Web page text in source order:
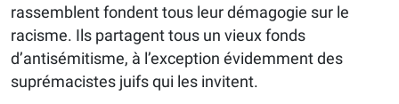
rassemblent fondent tous leur démagogie sur le
racisme. Ils partagent tous un vieux fonds
d’antisémitisme, à l’exception évidemment des
suprémacistes juifs qui les invitent.